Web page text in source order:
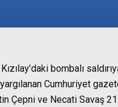
bombalı
Cumhuriyet
Çepni ve Necati Savaş